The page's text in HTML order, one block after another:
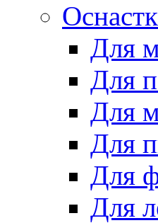
Для
Для
Для
Для
Для
Для